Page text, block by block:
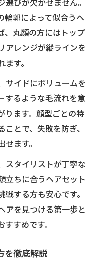
輪郭によって似合うヘ
、丸顔の方にはトップ
アレンジが縦ラインを
す。
サイドにボリュームを
するような毛流れを意
ります。顔型ごとの特
とで、失敗を防ぎ、
ます。
スタイリストが丁寧な
立ちに合うヘアセット
する方も安心です。
アを見つける第一歩と
すめです。
を徹底解説